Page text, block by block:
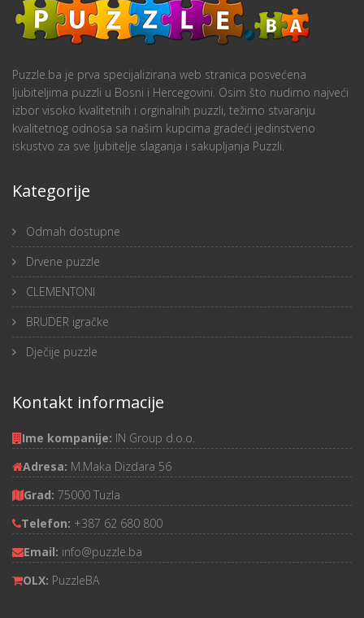
Puzzle.ba je prva specijalizirana web stranica posvećena
ljubiteljima puzzli u Bosni i Hercegovini. Osim što nudimo najveći
izbor visoko kvalitetnih i orginalnih puzzli, težimo stvaranju
kvalitetnog odnosa sa našim kupcima gradeći jedinstveno
iskustvo za sve ljubitelje slaganja i sakupljanja Puzzli.
Kategorije
Odmah dostupne
Drvene puzzle
CLEMENTONI
BRUDER igračke
Dječije puzzle
Kontakt informacije
Ime kompanije: IN Group d.o.o.
Adresa: M.Maka Dizdara 56
Grad: 75000 Tuzla
Telefon: +387 62 680 800
Email: info@puzzle.ba
OLX: PuzzleBA